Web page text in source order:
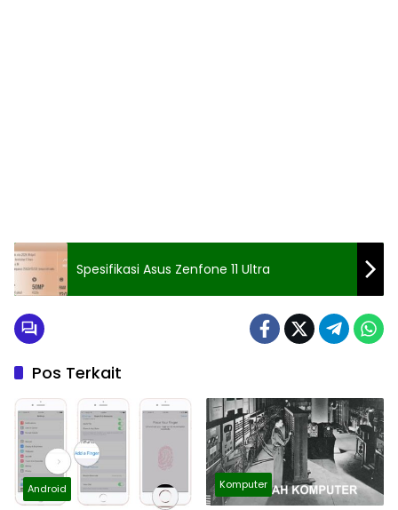
Spesifikasi Asus Zenfone 11 Ultra
Pos Terkait
Android Komputer